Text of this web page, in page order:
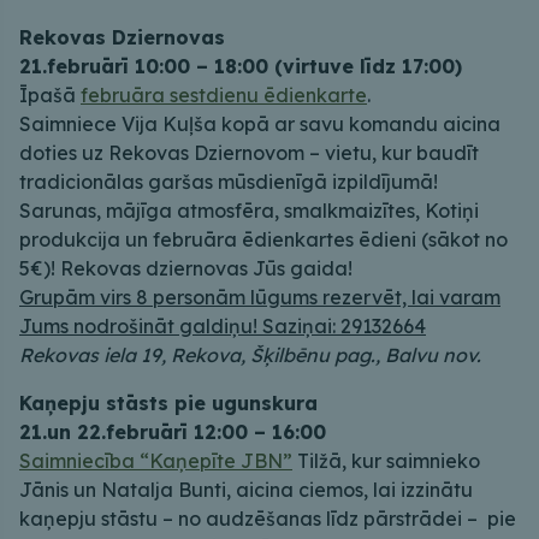
Rekovas Dziernovas
21.februārī 10:00 – 18:00 (virtuve līdz 17:00)
Īpašā februāra sestdienu ēdienkarte.
Saimniece Vija Kuļša kopā ar savu komandu aicina
doties uz Rekovas Dziernovom – vietu, kur baudīt
tradicionālas garšas mūsdienīgā izpildījumā!
Sarunas, mājīga atmosfēra, smalkmaizītes, Kotiņi
produkcija un februāra ēdienkartes ēdieni (sākot no
5€)! Rekovas dziernovas Jūs gaida!
Grupām virs 8 personām lūgums rezervēt, lai varam
Jums nodrošināt galdiņu! Saziņai: 29132664
Rekovas iela 19, Rekova, Šķilbēnu pag., Balvu nov.
Kaņepju stāsts pie ugunskura
21.un 22.februārī 12:00 – 16:00
Saimniecība “Kaņepīte JBN” Tilžā, kur saimnieko
Jānis un Natalja Bunti, aicina ciemos, lai izzinātu
kaņepju stāstu – no audzēšanas līdz pārstrādei – pie